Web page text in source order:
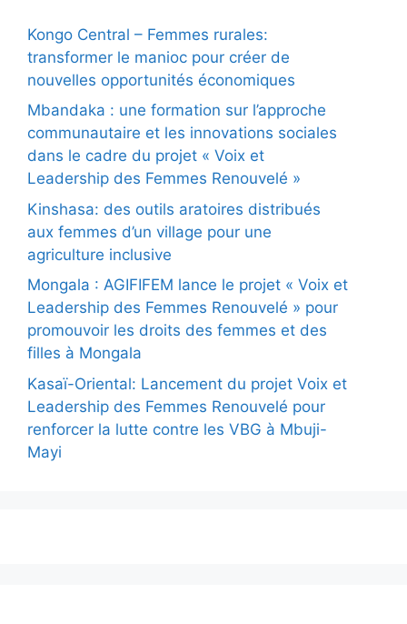
Kongo Central – Femmes rurales:
transformer le manioc pour créer de
nouvelles opportunités économiques
Mbandaka : une formation sur l’approche
communautaire et les innovations sociales
dans le cadre du projet « Voix et
Leadership des Femmes Renouvelé »
Kinshasa: des outils aratoires distribués
aux femmes d’un village pour une
agriculture inclusive
Mongala : AGIFIFEM lance le projet « Voix et
Leadership des Femmes Renouvelé » pour
promouvoir les droits des femmes et des
filles à Mongala
Kasaï-Oriental: Lancement du projet Voix et
Leadership des Femmes Renouvelé pour
renforcer la lutte contre les VBG à Mbuji-
Mayi